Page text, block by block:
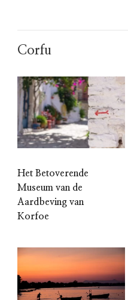
Corfu
Het Betoverende
Museum van de
Aardbeving van
Korfoe